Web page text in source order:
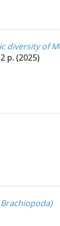
diversity of
p. (2025)